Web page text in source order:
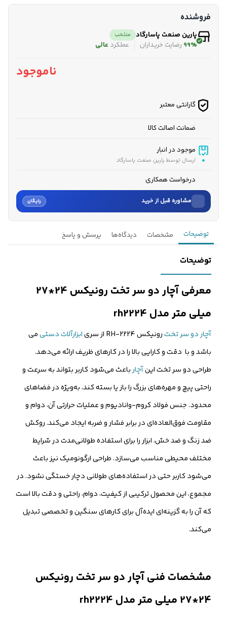
فروشنده
پارین صنعت پاسارگاد منتخب
99% رضایت خریداران عملکرد عالی
ناموجود
گارانتی معتبر
ضمانت اصالت کالا
موجود در انبار
ارسال توسط پارین صنعت پاسارگاد
درخواست همکاری
مشاوره قبل از خرید رایگان
نام
شما تماس می‌گیرند.
ثبت درخواست مشاوره رایگان
توضیحات مشخصات دیدگاه‌ها پرسش و پاسخ
توضیحات
معرفی آچار دو سر تخت رونیکس 24*27
میلی متر مدل rh2224
آچار دو سر تخترونیکس RH-2224 از سری ابزارآلات دستیمی
باشد و با دقت و کارایی بالا را در کارهای ظریف ارائه می‌دهد.
طراحی دو سر تخت اینآچارباعث می‌شود کاربر بتواند به سرعت و
راحتی پیچ و مهره‌های بزرگ را باز یا بسته کند، به‌ویژه در فضاهای
محدود. جنس فولاد کروم-وانادیوم و عملیات حرارتی آن، دوام و
مقاومت فوق‌العاده‌ای در برابر فشار و ضربه ایجاد می‌کند. روکش
ضد زنگ و ضد خش، ابزار را برای استفاده طولانی‌مدت در شرایط
مختلف محیطی مناسب می‌سازد. طراحی ارگونومیک نیز باعث
می‌شود کاربر حتی در استفاده‌های طولانی دچار خستگی نشود. در
مجموع، این محصول ترکیبی از کیفیت، دوام، راحتی و دقت بالا است
که آن را به گزینه‌ای ایده‌آل برای کارهای سنگین و تخصصی تبدیل
می‌کند.
مشخصات فنی آچار دو سر تخت رونیکس
24*27 میلی متر مدل rh2224